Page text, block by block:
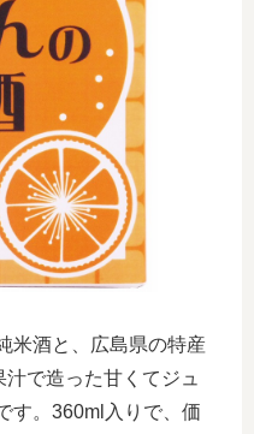
米酒と、広島県の特産
で造った甘くてジュ
す。360ml入りで、価